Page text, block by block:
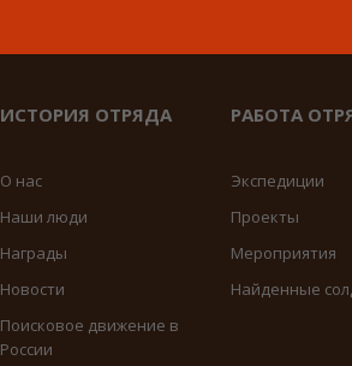
ИСТОРИЯ ОТРЯДА
О нас
Наши люди
Награды
Новости
Поисковое движение в
России
РАБОТА
Экспедиции
Проекты
Мероприятия
Найденные